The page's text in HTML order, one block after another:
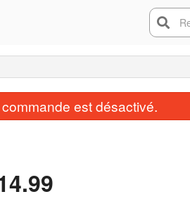
est désactivé.